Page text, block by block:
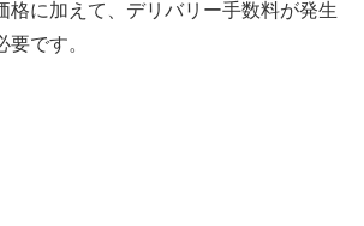
格に加えて、デリバリー手数料が発生
です。